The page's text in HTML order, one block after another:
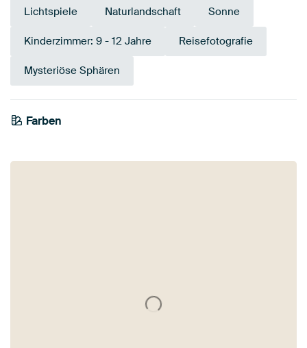
Lichtspiele Naturlandschaft Sonne
Kinderzimmer: 9 - 12 Jahre Reisefotografie
Mysteriöse Sphären
Farben
Grau
Rosa